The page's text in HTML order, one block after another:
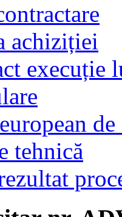
achiziției
execuție
tehnică